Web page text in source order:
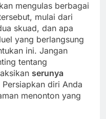
mengulas berbagai
mulai dari
skuad, dan apa
yang berlangsung
ini. Jangan
tentang
serunya
Persiapkan diri Anda
menonton yang